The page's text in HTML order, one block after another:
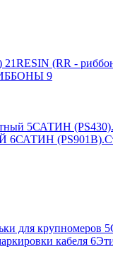
21RESIN (RR -
9
5САТИН
6САТИН
для крупномеров 5
кабеля 6